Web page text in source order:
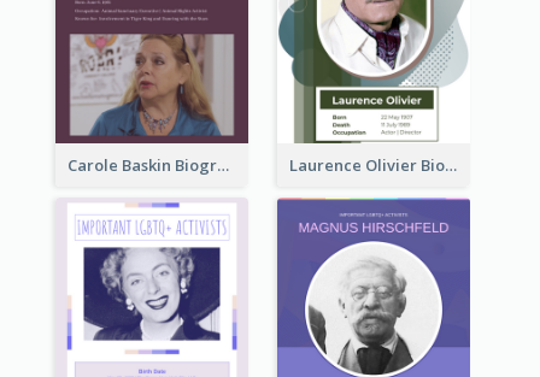
Carole Baskin Biography Laurence Olivier Biography